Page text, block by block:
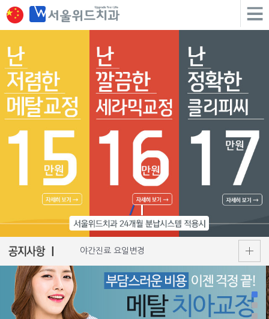
야간진료 요일변경